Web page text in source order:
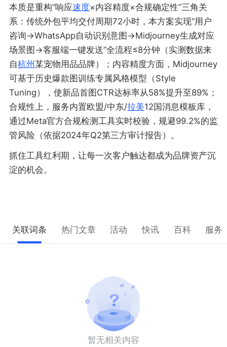
本质是重构“响应速度×内容精度×合规确定性”三角关
系：传统外包平均交付周期72小时，本方案实现“用户
咨询→WhatsApp自动识别意图→Midjourney生成对应
场景图→客服端一键发送”全流程≤8分钟（实测数据来
自杭州 某宠物用品品牌）；内容精度方面，Midjourney
可基于历史爆款图训练专属风格模型（Style
Tuning），使新品首图CTR达标率从58%提升至89%；
合规性上，服务内置欧盟/中东/拉美12国消息模板库，
通过Meta官方合规检测工具实时校验，规避99.2%的监
管风险（依据2024年Q2第三方审计报告）。
抓住工具红利期，让每一次客户触达都成为品牌资产沉
淀的机会。
关联词条 热门文章 活动 快讯 百科 服务
暂无相关内容